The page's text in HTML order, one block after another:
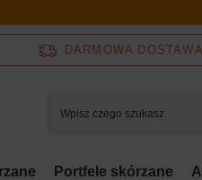
DARMOWA DOSTAWA
Portfele skórzane